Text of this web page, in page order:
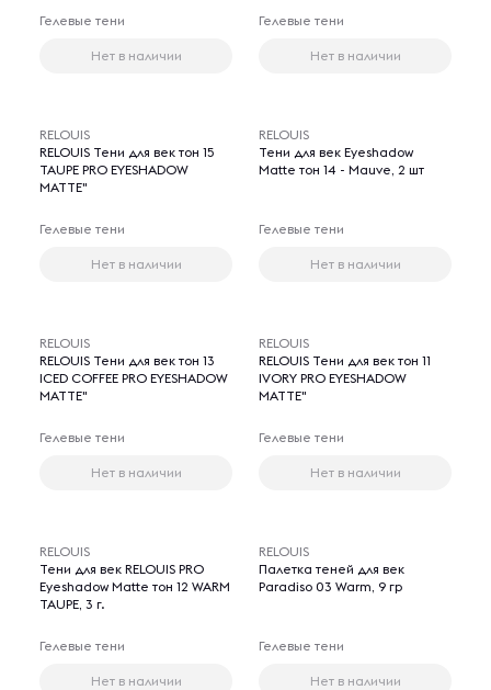
Гелевые тени
Нет в наличии
Гелевые тени
Нет в наличии
RELOUIS
RELOUIS Тени для век тон 15
TAUPE PRO EYESHADOW
MATTE"
Гелевые тени
Нет в наличии
RELOUIS
Тени для век Eyeshadow
Matte тон 14 - Mauve, 2 шт
Гелевые тени
Нет в наличии
RELOUIS
RELOUIS Тени для век тон 13
ICED COFFEE PRO EYESHADOW
MATTE"
Гелевые тени
Нет в наличии
RELOUIS
RELOUIS Тени для век тон 11
IVORY PRO EYESHADOW
MATTE"
Гелевые тени
Нет в наличии
RELOUIS
Тени для век RELOUIS PRO
Eyeshadow Matte тон 12 WARM
TAUPE, 3 г.
Гелевые тени
Нет в наличии
RELOUIS
Палетка теней для век
Paradiso 03 Warm, 9 гр
Гелевые тени
Нет в наличии